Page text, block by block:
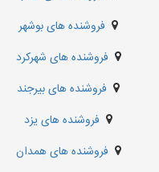
فروشنده های بوشهر
فروشنده های شهرکرد
فروشنده های بیرجند
فروشنده های یزد
فروشنده های همدان